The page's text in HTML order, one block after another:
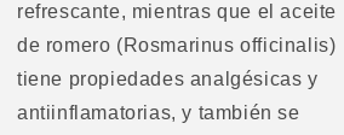
refrescante, mientras que el aceite
de romero (Rosmarinus officinalis)
tiene propiedades analgésicas y
antiinflamatorias, y también se